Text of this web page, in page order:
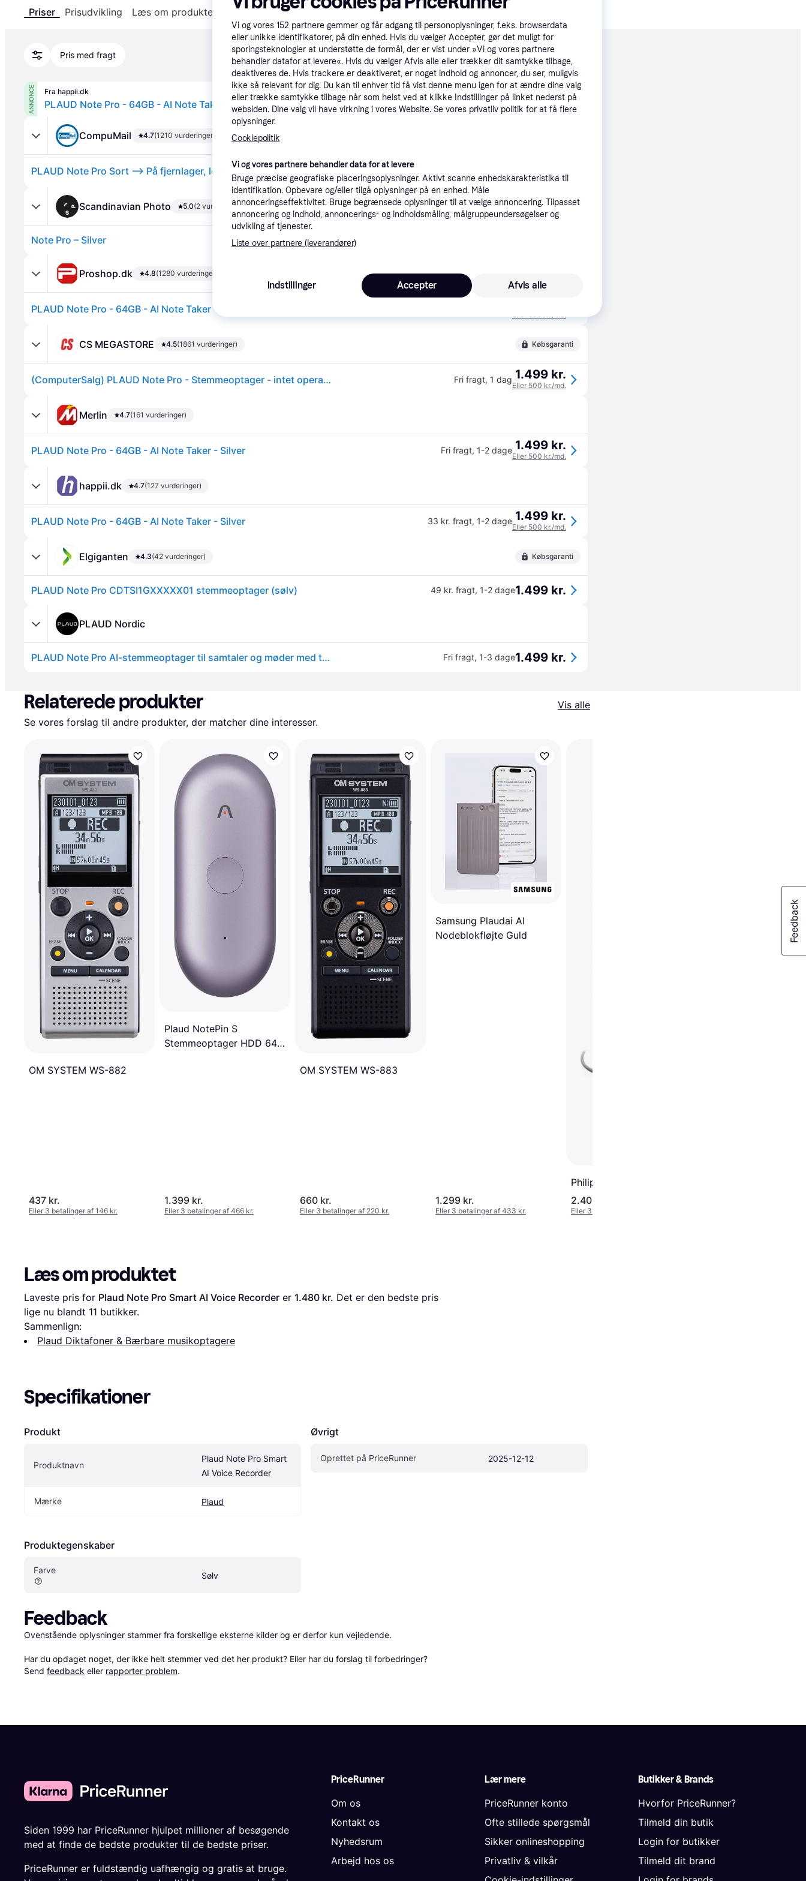
Priser Prisudvikling Læs om produktet Specifikationer
Pris med fragt Promoveret
ANNONCE Fra happii.dk
PLAUD Note Pro - 64GB - AI Note Taker - Silver 33 kr. fragt,1-2 dage 1.499 kr.
Eller 500 kr./md.
CompuMail 4.7(1210 vurderinger)
PLAUD Note Pro Sort --> På fjernlager, levevering hos dig 13-08-2026 Laveste pris
Eller 493 kr./md.
Scandinavian Photo 5.0(2 vurderinger) Købsgaranti
Note Pro – Silver
Proshop.dk 4.8(1280 vurderinger)
PLAUD Note Pro - 64GB - AI Note Taker - Silver Eller 500 kr./md.
CS MEGASTORE 4.5(1861 vurderinger) Købsgaranti
(ComputerSalg) PLAUD Note Pro - Stemmeoptager - intet operativt system - HDD 64 GB - sølv Fri fragt, 1 dag 1.499 kr.
Eller 500 kr./md.
Merlin 4.7(161 vurderinger)
PLAUD Note Pro - 64GB - AI Note Taker - Silver Fri fragt, 1-2 dage 1.499 kr.
Eller 500 kr./md.
happii.dk 4.7(127 vurderinger)
PLAUD Note Pro - 64GB - AI Note Taker - Silver 33 kr. fragt, 1-2 dage 1.499 kr.
Eller 500 kr./md.
Elgiganten 4.3(42 vurderinger) Købsgaranti
PLAUD Note Pro CDTSI1GXXXXX01 stemmeoptager (sølv) 49 kr. fragt, 1-2 dage1.499 kr.
PLAUD Nordic
PLAUD Note Pro AI-stemmeoptager til samtaler og møder med transskription, AI-sammenfatninger og Find My - Sølv Fri fragt, 1-3 dage1.499 kr.
Relaterede produkter
Vis alle
Se vores forslag til andre produkter, der matcher dine interesser.
OM SYSTEM WS-882
437 kr.
Eller 3 betalinger af 146 kr.
Plaud NotePin S
Stemmeoptager HDD 64
1.399 kr.
Eller 3 betalinger af 466 kr.
OM SYSTEM WS-883
660 kr.
Eller 3 betalinger af 220 kr.
Samsung Plaudai AI
Nodeblokfløjte Guld
1.299 kr.
Eller 3 betalinger af 433 kr.
Philips LFH3500
2.405 kr.
Eller 3 betalinger af 802 kr.
Læs om produktet
Laveste pris for Plaud Note Pro Smart AI Voice Recorder er 1.480 kr. Det er den bedste pris
lige nu blandt 11 butikker.
Sammenlign:
Plaud Diktafoner & Bærbare musikoptagere
Specifikationer
Produkt
Produktnavn
Plaud Note Pro Smart
AI Voice Recorder
Mærke Plaud
Produktegenskaber
Farve
Sølv
Øvrigt
Oprettet på PriceRunner 2025-12-12
Feedback
Ovenstående oplysninger stammer fra forskellige eksterne kilder og er derfor kun vejledende.
Har du opdaget noget, der ikke helt stemmer ved det her produkt? Eller har du forslag til forbedringer?
Send feedback eller rapporter problem.
PriceRunner
Om os
Kontakt os
Nyhedsrum
Arbejd hos os
Lær mere
PriceRunner konto
Ofte stillede spørgsmål
Sikker onlineshopping
Privatliv & vilkår
Butikker & Brands
Hvorfor PriceRunner?
Tilmeld din butik
Login for butikker
Tilmeld dit brand
Siden 1999 har PriceRunner hjulpet millioner af besøgende
med at finde de bedste produkter til de bedste priser.
PriceRunner er fuldstændig uafhængig og gratis at bruge.
Vi og vores 152 partnere gemmer og får adgang til personoplysninger, f.eks. browserdata
eller unikke identifikatorer, på din enhed. Hvis du vælger Accepter, gør det muligt for
sporingsteknologier at understøtte de formål, der er vist under »Vi og vores partnere
behandler datafor at levere«. Hvis du vælger Afvis alle eller trækker dit samtykke tilbage,
deaktiveres de. Hvis trackere er deaktiveret, er noget indhold og annoncer, du ser, muligvis
ikke så relevant for dig. Du kan til enhver tid få vist denne menu igen for at ændre dine valg
eller trække samtykke tilbage når som helst ved at klikke Indstillinger på linket nederst på
websiden. Dine valg vil have virkning i vores Website. Se vores privatliv politik for at få flere
oplysninger.
Cookiepolitik
Vi og vores partnere behandler data for at levere
Bruge præcise geografiske placeringsoplysninger. Aktivt scanne enhedskarakteristika til
identifikation. Opbevare og/eller tilgå oplysninger på en enhed. Måle
annonceringseffektivitet. Bruge begrænsede oplysninger til at vælge annoncering. Tilpasset
annoncering og indhold, annoncerings- og indholdsmåling, målgruppeundersøgelser og
udvikling af tjenester.
Liste over partnere (leverandører)
Indstillinger Afvis alle
Accepter